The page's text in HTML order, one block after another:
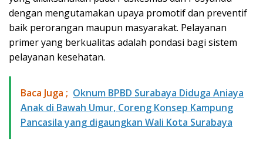
dengan mengutamakan upaya promotif dan preventif
baik perorangan maupun masyarakat. Pelayanan
primer yang berkualitas adalah pondasi bagi sistem
pelayanan kesehatan.
Baca Juga ; Oknum BPBD Surabaya Diduga Aniaya
Anak di Bawah Umur, Coreng Konsep Kampung
Pancasila yang digaungkan Wali Kota Surabaya